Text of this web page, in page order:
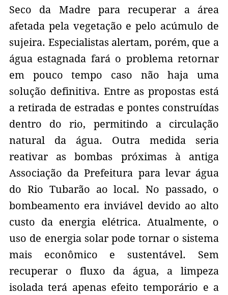
Seco da Madre para recuperar a área
afetada pela vegetação e pelo acúmulo de
sujeira. Especialistas alertam, porém, que a
água estagnada fará o problema retornar
em pouco tempo caso não haja uma
solução definitiva. Entre as propostas está
a retirada de estradas e pontes construídas
dentro do rio, permitindo a circulação
natural da água. Outra medida seria
reativar as bombas próximas à antiga
Associação da Prefeitura para levar água
do Rio Tubarão ao local. No passado, o
bombeamento era inviável devido ao alto
custo da energia elétrica. Atualmente, o
uso de energia solar pode tornar o sistema
mais econômico e sustentável. Sem
recuperar o fluxo da água, a limpeza
isolada terá apenas efeito temporário e a